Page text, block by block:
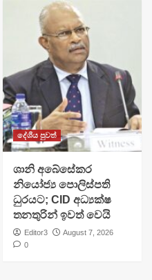
දේශීය පුවත්
ශානි අබේසේකර
නියෝජ්‍ය පොලිස්පති
ධුරයට; CID අධ්‍යක්ෂ
තනතුරින් ඉවත් වෙයි
Editor3
August 7, 2026
0